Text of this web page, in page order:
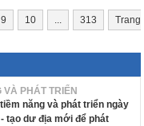
9 10 313
Trang
VÀ PHÁT TRIỂN
năng và phát triển ngày
tạo dư địa mới để phát